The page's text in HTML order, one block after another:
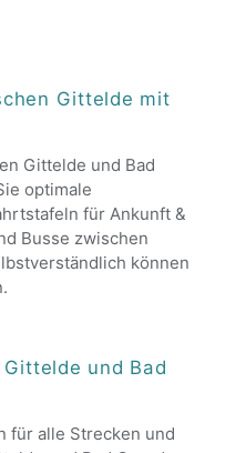
Gittelde mit
Gittelde und Bad
optimale
für Ankunft &
Busse zwischen
können
und Bad
für alle Strecken und